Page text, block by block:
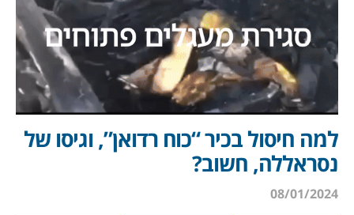
למה חיסול בכיר “כוח רדואן”, וגיסו של
נסראללה, חשוב?
08/01/2024